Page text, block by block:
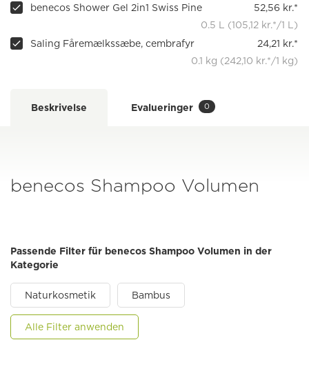
benecos Shower Gel 2in1 Swiss Pine
52,56 kr.*
0.5 L (105,12 kr.*/1 L)
Saling Fåremælkssæbe, cembrafyr
24,21 kr.*
0.1 kg (242,10 kr.*/1 kg)
Beskrivelse Evalueringer 0
benecos Shampoo Volumen
Passende Filter für benecos Shampoo Volumen in der
Kategorie
Naturkosmetik Bambus
Alle Filter anwenden